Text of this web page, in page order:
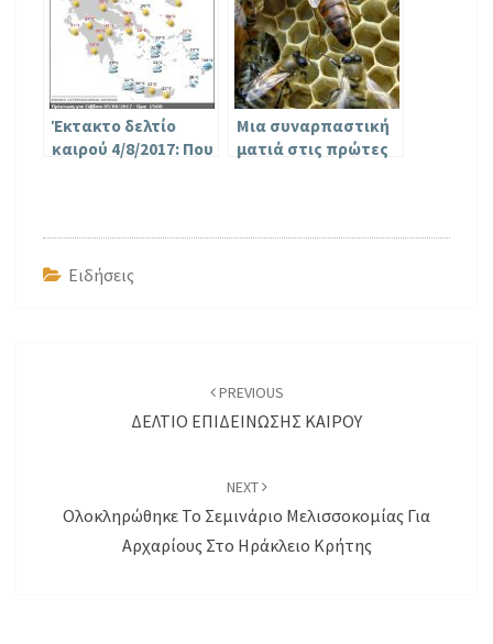
χρόνο
Έκτακτο δελτίο
καιρού 4/8/2017: Που
Μια συναρπαστική
ματιά στις πρώτες
Ειδήσεις
PREVIOUS
ΔΕΛΤΙΟ ΕΠΙΔΕΙΝΩΣΗΣ ΚΑΙΡΟΥ
NEXT
Ολοκληρώθηκε Το Σεμινάριο Μελισσοκομίας Για
Αρχαρίους Στο Ηράκλειο Κρήτης